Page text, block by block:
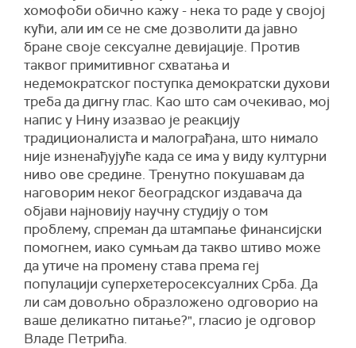
хомофоби обично кажу - нека то раде у својој
кући, али им се не сме дозволити да јавно
бране своје сексуалне девијације. Против
таквог примитивног схватања и
недемократског поступка демократски духови
треба да дигну глас. Као што сам очекивао, мој
напис у Нину изазвао је реакцију
традиционалиста и малограђана, што нимало
није изненађујуће када се има у виду културни
ниво ове средине. Тренутно покушавам да
наговорим неког београдског издавача да
објави најновију научну студију о том
проблему, спреман да штампање финансијски
помогнем, иако сумњам да такво штиво може
да утиче на промену става према геј
популацији суперхетеросексуалних Срба. Да
ли сам довољно образложено одговорио на
ваше деликатно питање?", гласио је одговор
Владе Петрића.